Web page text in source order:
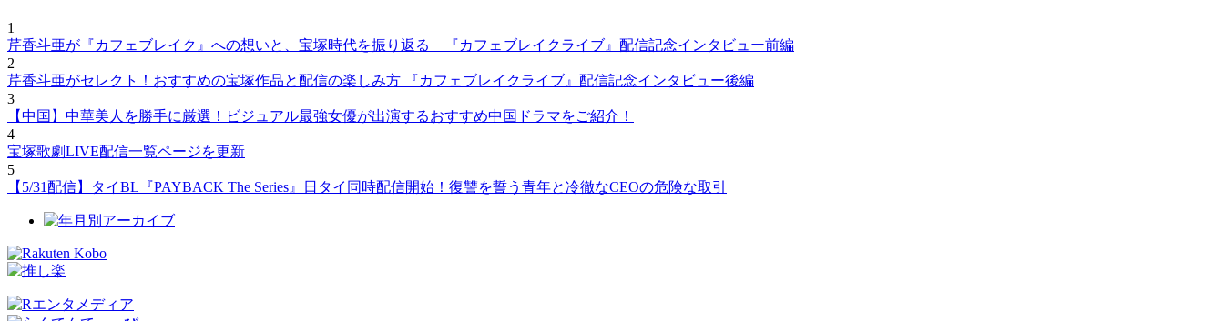
1
芹香斗亜が『カフェブレイク』への想いと、宝塚時代を振り返る 『カフェブレイクライブ』配信記念インタビュー前編
2
芹香斗亜がセレクト！おすすめの宝塚作品と配信の楽しみ方 『カフェブレイクライブ』配信記念インタビュー後編
3
【中国】中華美人を勝手に厳選！ビジュアル最強女優が出演するおすすめ中国ドラマをご紹介！
4
宝塚歌劇LIVE配信一覧ページを更新
5
【5/31配信】タイBL『PAYBACK The Series』日タイ同時配信開始！復讐を誓う青年と冷徹なCEOの危険な取引